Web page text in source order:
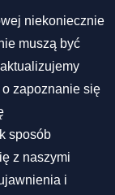
niekoniecznie
muszą być
zapoznanie się
sposób
z naszymi
i